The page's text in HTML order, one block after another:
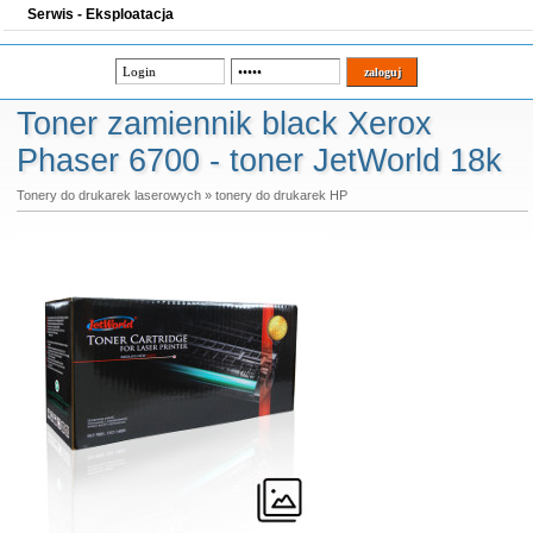
Serwis - Eksploatacja
Toner zamiennik black Xerox
Phaser 6700 - toner JetWorld 18k
Tonery do drukarek laserowych» tonery do drukarek HP